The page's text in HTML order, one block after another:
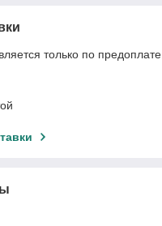
только по предоплате.